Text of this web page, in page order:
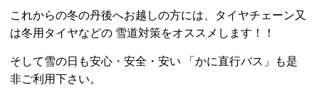
これからの冬の丹後へお越しの方には、 タイヤチェーン又
は冬用タイヤなどの 雪道対策をオススメします！！
そして雪の日も安心・安全・安い 「かに直行バス」
も是
非ご利用下さい。